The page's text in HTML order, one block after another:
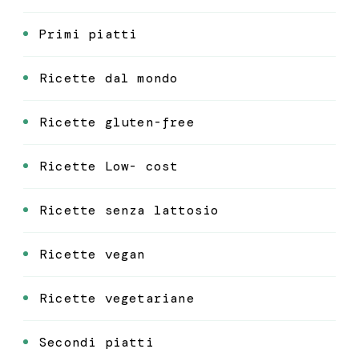
Primi piatti
Ricette dal mondo
Ricette gluten-free
Ricette Low- cost
Ricette senza lattosio
Ricette vegan
Ricette vegetariane
Secondi piatti